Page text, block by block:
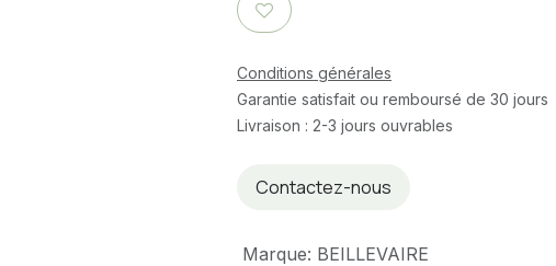
Conditions générales
Garantie satisfait ou remboursé de 30 jours
Livraison : 2-3 jours ouvrables
Contactez-nous
Marque: BEILLEVAIRE